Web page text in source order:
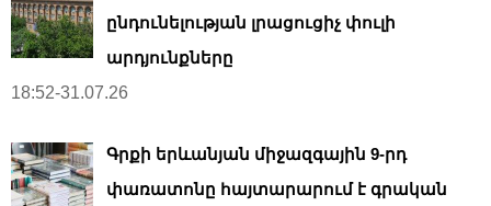
ընդունելության լրացուցիչ փուլի
արդյունքները
18:52-31.07.26
Գրքի երևանյան միջազգային 9-րդ
փառատոնը հայտարարում է գրական